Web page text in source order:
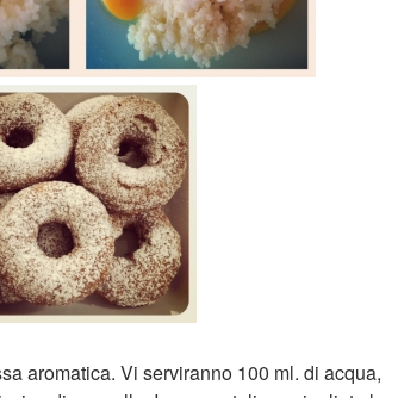
aromatica. Vi serviranno 100 ml. di acqua,